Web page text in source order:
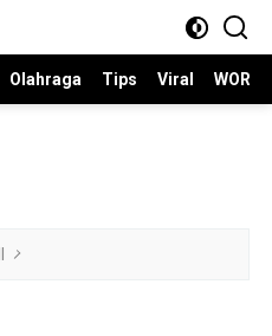
Olahraga Tips Viral